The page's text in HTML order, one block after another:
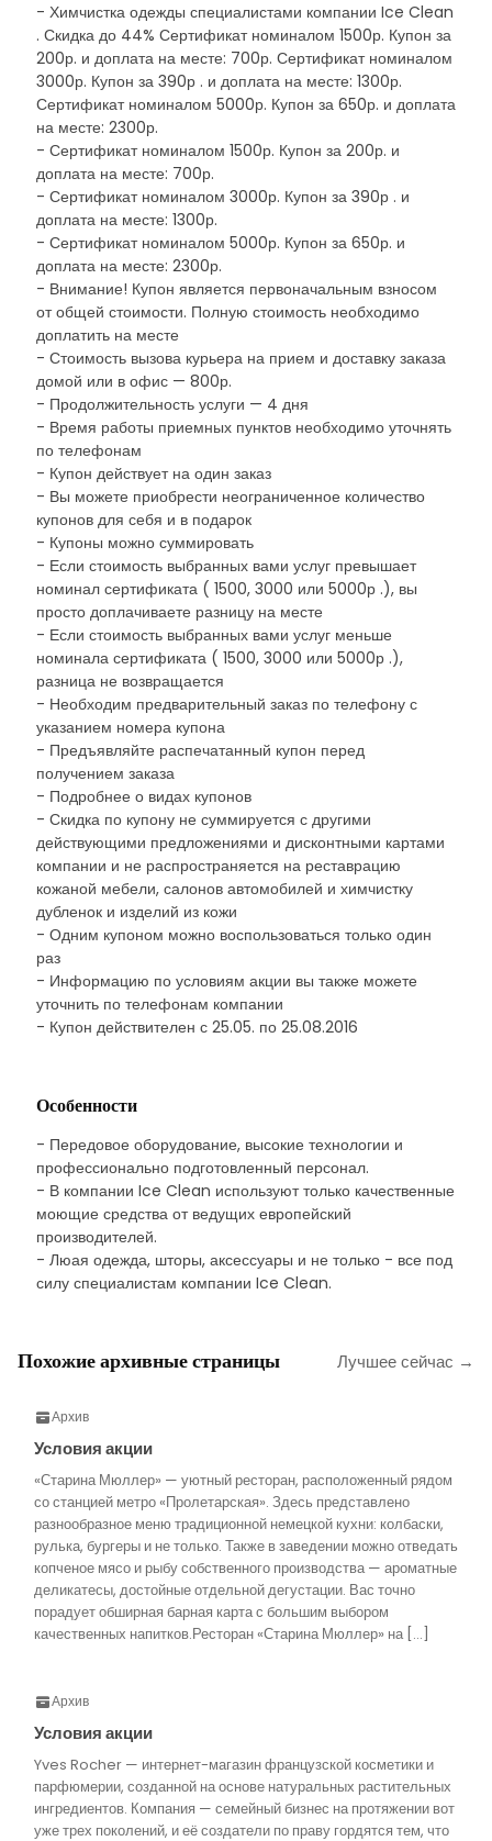
- Химчистка одежды специалистами компании Ice Clean
. Скидка до 44% Сертификат номиналом 1500р. Купон за
200р. и доплата на месте: 700р. Сертификат номиналом
3000р. Купон за 390р . и доплата на месте: 1300р.
Сертификат номиналом 5000р. Купон за 650р. и доплата
на месте: 2300р.
- Сертификат номиналом 1500р. Купон за 200р. и
доплата на месте: 700р.
- Сертификат номиналом 3000р. Купон за 390р . и
доплата на месте: 1300р.
- Сертификат номиналом 5000р. Купон за 650р. и
доплата на месте: 2300р.
- Внимание! Купон является первоначальным взносом
от общей стоимости. Полную стоимость необходимо
доплатить на месте
- Стоимость вызова курьера на прием и доставку заказа
домой или в офис — 800р.
- Продолжительность услуги — 4 дня
- Время работы приемных пунктов необходимо уточнять
по телефонам
- Купон действует на один заказ
- Вы можете приобрести неограниченное количество
купонов для себя и в подарок
- Купоны можно суммировать
- Если стоимость выбранных вами услуг превышает
номинал сертификата ( 1500, 3000 или 5000р .), вы
просто доплачиваете разницу на месте
- Если стоимость выбранных вами услуг меньше
номинала сертификата ( 1500, 3000 или 5000р .),
разница не возвращается
- Необходим предварительный заказ по телефону с
указанием номера купона
- Предъявляйте распечатанный купон перед
получением заказа
- Подробнее о видах купонов
- Скидка по купону не суммируется с другими
действующими предложениями и дисконтными картами
компании и не распространяется на реставрацию
кожаной мебели, салонов автомобилей и химчистку
дубленок и изделий из кожи
- Одним купоном можно воспользоваться только один
раз
- Информацию по условиям акции вы также можете
уточнить по телефонам компании
- Купон действителен с 25.05. по 25.08.2016
Особенности
- Передовое оборудование, высокие технологии и
профессионально подготовленный персонал.
- В компании Ice Clean используют только качественные
моющие средства от ведущих европейский
производителей.
- Люая одежда, шторы, аксессуары и не только - все под
силу специалистам компании Ice Clean.
Похожие архивные страницы Лучшее сейчас →
Архив
Условия акции
«Старина Мюллер» — уютный ресторан, расположенный рядом
со станцией метро «Пролетарская». Здесь представлено
разнообразное меню традиционной немецкой кухни: колбаски,
рулька, бургеры и не только. Также в заведении можно отведать
копченое мясо и рыбу собственного производства — ароматные
деликатесы, достойные отдельной дегустации. Вас точно
порадует обширная барная карта с большим выбором
качественных напитков.Ресторан «Старина Мюллер» на […]
Архив
Условия акции
Yves Rocher — интернет-магазин французской косметики и
парфюмерии, созданной на основе натуральных растительных
ингредиентов. Компания — семейный бизнес на протяжении вот
уже трех поколений, и её создатели по праву гордятся тем, что